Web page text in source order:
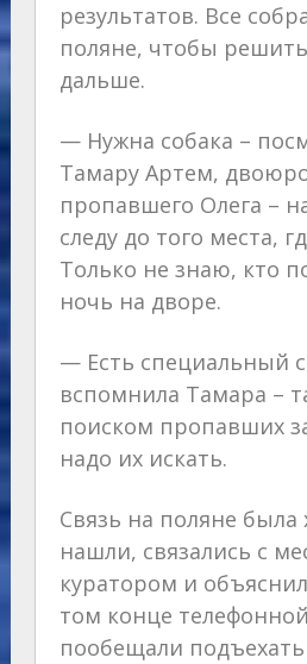
результатов. Все
поляне, чтобы
дальше.
— Нужна собака –
Тамару Артем,
пропавшего Олега –
следу до того места,
Только не знаю, кто
ночь на дворе.
— Есть специальный
вспомнила Тамара –
поиском пропавших
надо их искать.
Связь на поляне была
нашли, связались с
куратором и
том конце
пообещали